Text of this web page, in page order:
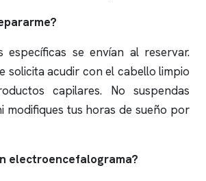
específicas se envían al reservar.
solicita acudir con el cabello limpio
capilares. No suspendas
modifiques tus horas de sueño por
electroencefalograma?